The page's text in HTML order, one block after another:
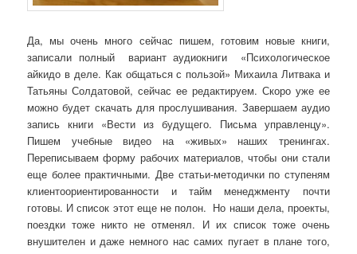
Да, мы очень много сейчас пишем, готовим новые книги,
записали полный вариант аудиокниги «Психологическое
айкидо в деле. Как общаться с пользой» Михаила Литвака и
Татьяны Солдатовой, сейчас ее редактируем. Скоро уже ее
можно будет скачать для прослушивания. Завершаем аудио
запись книги «Вести из будущего. Письма управленцу».
Пишем учебные видео на «живых» наших тренингах.
Переписываем форму рабочих материалов, чтобы они стали
еще более практичными. Две статьи-методички по ступеням
клиентоориентированности и тайм менеджменту почти
готовы. И список этот еще не полон. Но наши дела, проекты,
поездки тоже никто не отменял. И их список тоже очень
внушителен и даже немного нас самих пугает в плане того,